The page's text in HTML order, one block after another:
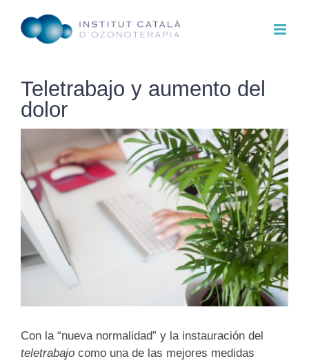
contenido
Teletrabajo y aumento del
dolor
imagen
más
grande
Con la “nueva normalidad” y la instauración del
teletrabajo como una de las mejores medidas